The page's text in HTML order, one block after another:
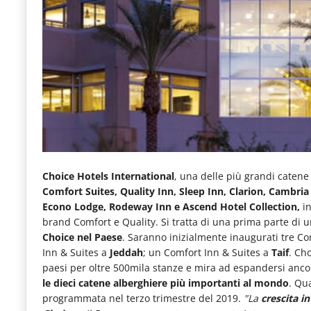
e
articoli
sul
mondo
dell'alimentazione,
consumi
fuoricasa,
del
Food
Service
e
tutte
Choice Hotels International, una delle più grandi
Comfort Suites, Quality Inn, Sleep Inn, Clarion,
Econo Lodge, Rodeway Inn e Ascend Hotel Collection,
brand Comfort e Quality. Si tratta di una prima parte di
Choice nel Paese. Saranno inizialmente inaugurati tre
Inn & Suites a Jeddah; un Comfort Inn & Suites a Taif.
paesi per oltre 500mila stanze e mira ad espandersi
le dieci catene alberghiere più importanti al mondo.
programmata nel terzo trimestre del 2019. "La crescita